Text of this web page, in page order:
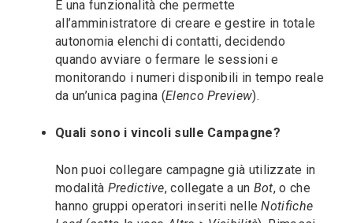
È una funzionalità che permette
all’amministratore di creare e gestire in totale
autonomia elenchi di contatti, decidendo
quando avviare o fermare le sessioni e
monitorando i numeri disponibili in tempo reale
da un’unica pagina (Elenco Preview).
Quali sono i vincoli sulle Campagne?
Non puoi collegare campagne già utilizzate in
modalità Predictive, collegate a un Bot, o che
hanno gruppi operatori inseriti nelleNotifiche